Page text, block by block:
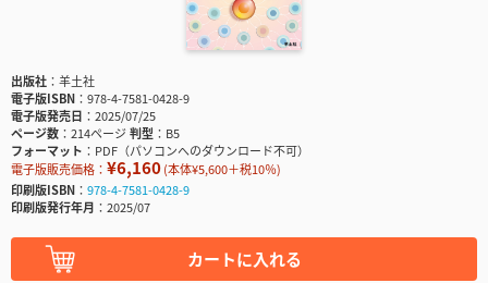
出版社
羊土社
電子版ISBN
978-4-7581-0428-9
電子版発売日
2025/07/25
ページ数
214ページ判型
B5
フォーマット
PDF（パソコンへのダウンロード不可）
電子版販売価格： ¥6,160(本体¥5,600＋税10％)
印刷版ISBN
978-4-7581-0428-9
印刷版発行年月
2025/07
カートに入れる